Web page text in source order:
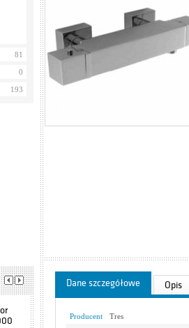
81
0
193
Dane szczegółowe Opis
Producent
Tres